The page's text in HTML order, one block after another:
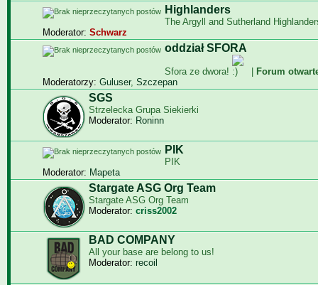
Highlanders
The Argyll and Sutherland
Moderator: Schwarz
oddział SFORA
Sfora ze dwora!
Forum
Moderatorzy: Guluser, Szczepan
SGS
Strzelecka Grupa Siekierki
Moderator: Roninn
PIK
PIK
Moderator: Mapeta
Stargate ASG Org Team
Stargate ASG Org Team
Moderator: criss2002
BAD COMPANY
All your base are belong to us!
Moderator: recoil